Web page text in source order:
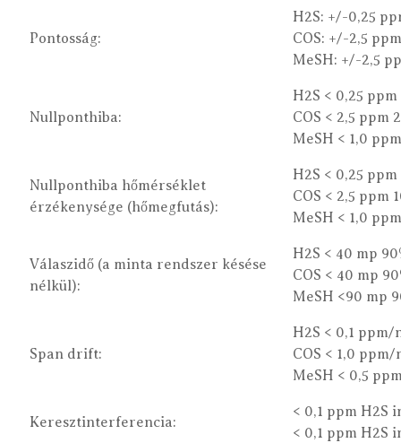
Pontosság:
H2S: +/-0,25
COS: +/-2,5
MeSH: +/-2,5
Nullponthiba:
H2S < 0,25
COS < 2,5 ppm
MeSH < 1,0
Nullponthiba hőmérséklet
érzékenysége (hőmegfutás):
H2S < 0,25
COS < 2,5 ppm
MeSH < 1,0
Válaszidő (a minta rendszer késése
nélkül):
H2S < 40 mp
COS < 40 mp
MeSH <90 mp
Span drift:
H2S < 0,1 ppm/
COS < 1,0 ppm/
MeSH < 0,5
Keresztinterferencia:
< 0,1 ppm H2S
< 0,1 ppm H2S